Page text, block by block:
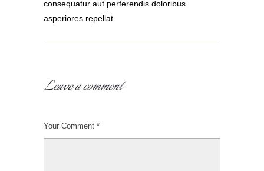
consequatur aut perferendis doloribus
asperiores repellat.
Leave a comment
Your Comment *